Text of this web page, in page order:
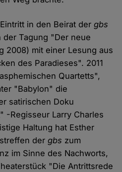
in den Beirat dergbs
der Tagung "Der neue
2008) mit einer Lesung aus
des Paradieses". 2011
Quartetts",
"Babylon" die
satirischen Doku
-Regisseur Larry Charles
Haltung hat Esther
dergbs zum
im Sinne des Nachworts,
"Die Antrittsrede